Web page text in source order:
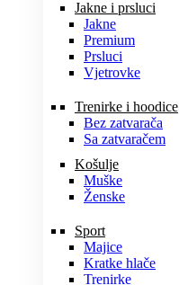
Jakne i prsluci
Jakne
Premium
Prsluci
Vjetrovke
Trenirke i hoodice
Bez zatvarača
Sa zatvaračem
Košulje
Muške
Ženske
Sport
Majice
Kratke hlače
Trenirke